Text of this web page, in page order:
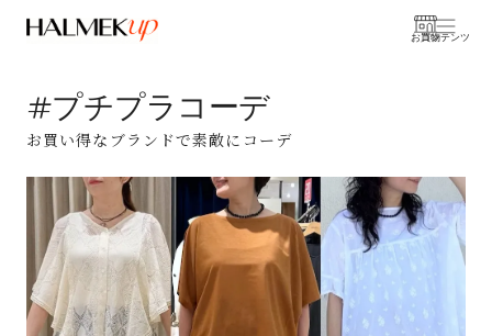
お買物
コンテンツ
#プチプラコーデ
お買い得なブランドで素敵にコーデ